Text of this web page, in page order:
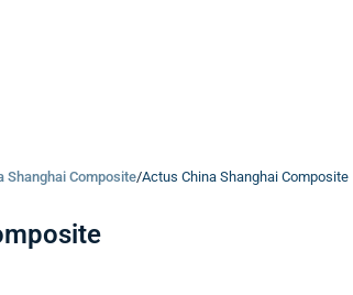
Shanghai Composite/Actus China Shanghai Composite